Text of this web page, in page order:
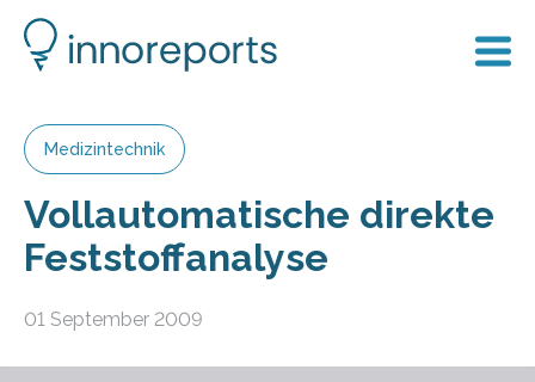
Medizintechnik
Vollautomatische direkte
Feststoffanalyse
01 September 2009